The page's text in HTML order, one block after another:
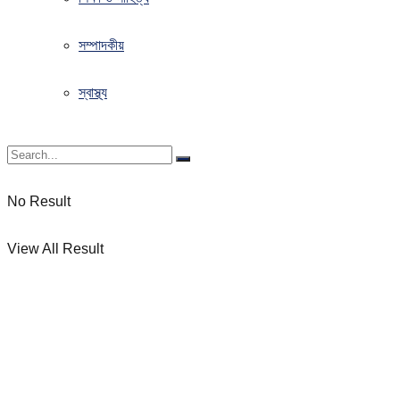
সম্পাদকীয়
স্বাস্থ্য
No Result
View All Result